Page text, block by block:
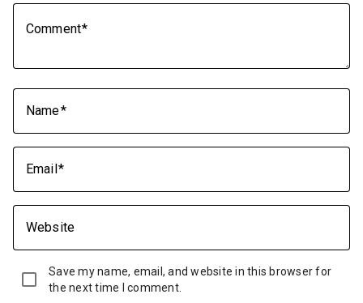
Comment
Name
Email
Website
Save my name, email, and website in this browser for
the next time I comment.